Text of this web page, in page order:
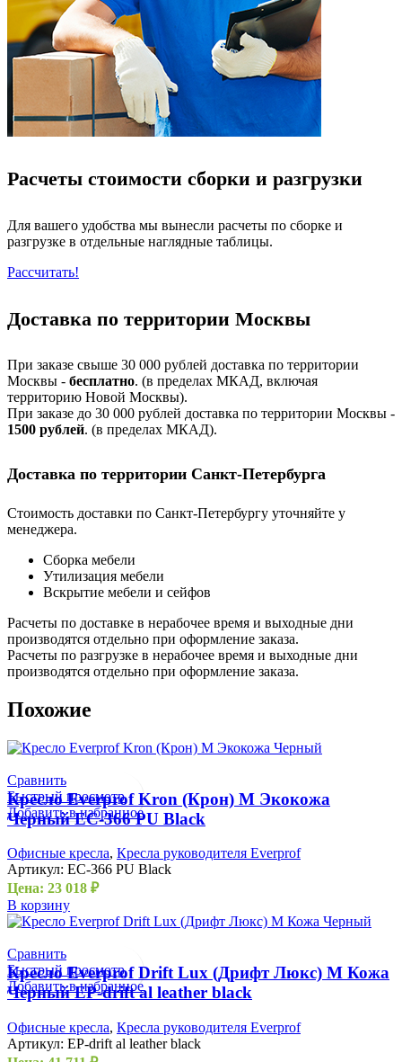
Расчеты стоимости сборки и разгрузки
Для вашего удобства мы вынесли расчеты по сборке и
разгрузке в отдельные наглядные таблицы.
Рассчитать!
Доставка по территории Москвы
При заказе свыше 30 000 рублей доставка по территории
Москвы - бесплатно. (в пределах МКАД, включая
территорию Новой Москвы).
При заказе до 30 000 рублей доставка по территории Москвы -
1500 рублей. (в пределах МКАД).
Доставка по территории Санкт-Петербурга
Стоимость доставки по Санкт-Петербургу уточняйте у
менеджера.
Сборка мебели
Утилизация мебели
Вскрытие мебели и сейфов
Расчеты по доставке в нерабочее время и выходные дни
производятся отдельно при оформление заказа.
Расчеты по разгрузке в нерабочее время и выходные дни
производятся отдельно при оформление заказа.
Похожие
Сравнить
Быстрый просмотр
Добавить в избранное
Кресло Everprof Kron (Крон) M Экокожа
Черный EC-366 PU Black
Офисные кресла, Кресла руководителя Everprof
Артикул: EC-366 PU Black
Цена: 23 018 ₽
В корзину
Сравнить
Быстрый просмотр
Добавить в избранное
Кресло Everprof Drift Lux (Дрифт Люкс) M Кожа
Черный EP-drift al leather black
Офисные кресла, Кресла руководителя Everprof
Артикул: EP-drift al leather black